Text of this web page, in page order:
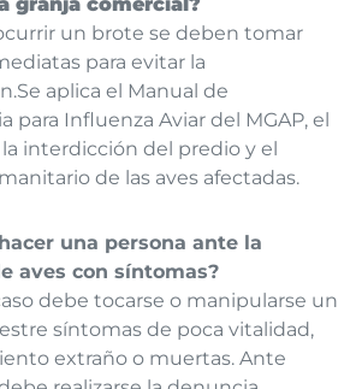
un brote se deben tomar
para evitar la
Se aplica el Manual de
para Influenza Aviar del MGAP, el
interdicción del predio y el
de las aves afectadas.
una persona ante la
aves con síntomas?
debe tocarse o manipularse un
síntomas de poca vitalidad,
extraño o muertas. Ante